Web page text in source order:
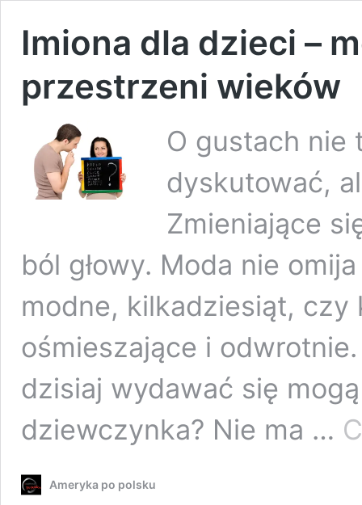
Imiona dla dzieci –
przestrzeni wieków
O gustach nie
dyskutować,
Zmieniające
ból głowy. Moda nie
modne, kilkadziesiąt, czy
ośmieszające i
dzisiaj wydawać się
dziewczynka? Nie ma …
Ameryka po polsku